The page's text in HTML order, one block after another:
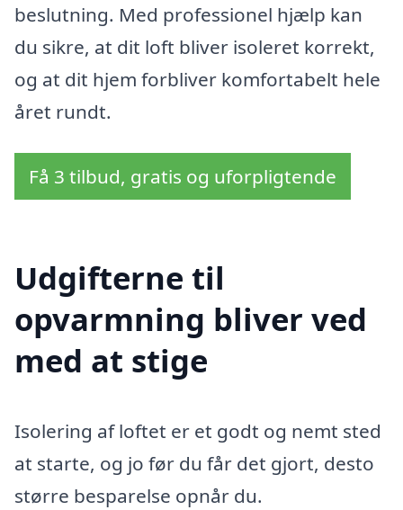
beslutning. Med professionel hjælp kan
du sikre, at dit loft bliver isoleret korrekt,
og at dit hjem forbliver komfortabelt hele
året rundt.
Få 3 tilbud, gratis og uforpligtende
Udgifterne til
opvarmning bliver ved
med at stige
Isolering af loftet er et godt og nemt sted
at starte, og jo før du får det gjort, desto
større besparelse opnår du.